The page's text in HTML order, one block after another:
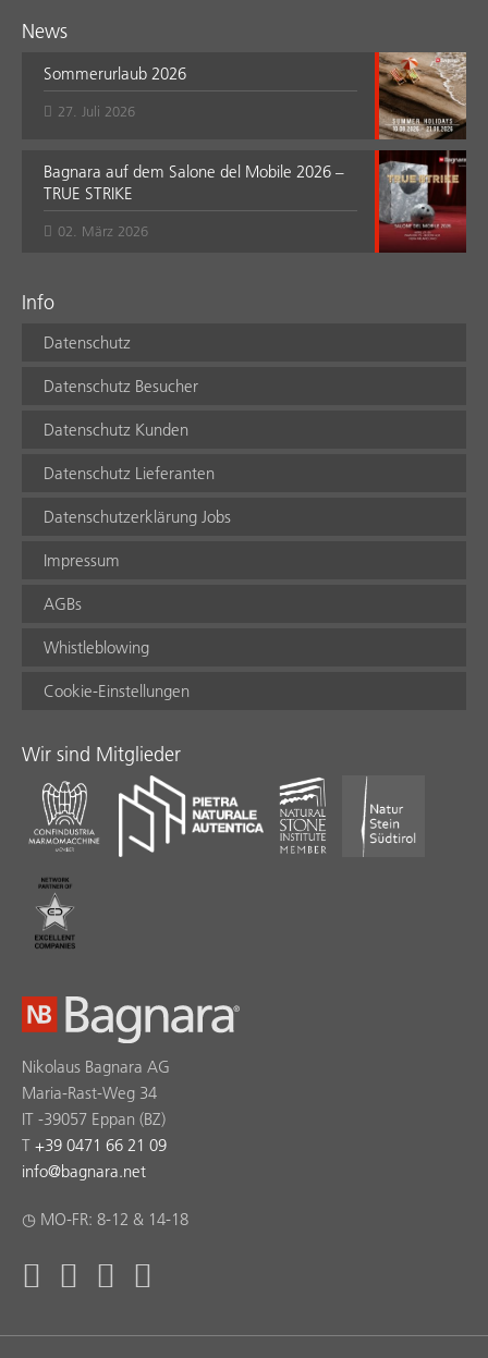
News
Sommerurlaub 2026
27. Juli 2026
Bagnara auf dem Salone del Mobile 2026 –
TRUE STRIKE
02. März 2026
Info
Datenschutz
Datenschutz Besucher
Datenschutz Kunden
Datenschutz Lieferanten
Datenschutzerklärung Jobs
Impressum
AGBs
Whistleblowing
Cookie-Einstellungen
Wir sind Mitglieder
Nikolaus Bagnara AG
Maria-Rast-Weg 34
IT -39057 Eppan (BZ)
T +39 0471 66 21 09
info@bagnara.net
◷ MO-FR: 8-12 & 14-18